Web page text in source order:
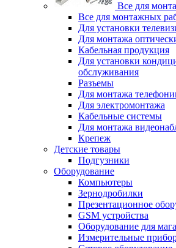
Все для
Все для монтажных
Для установки
Для монтажа
Кабельная продукция
Для установки
обслуживания
Разъемы
Для монтажа
Для электромонтажа
Кабельные системы
Для монтажа
Крепеж
Детские товары
Подгузники
Оборудование
Компьютеры
Зернодробилки
Презентационное
GSM устройства
Оборудование для
Измерительные